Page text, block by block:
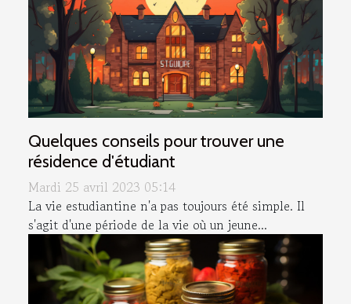
Quelques conseils pour trouver une
résidence d'étudiant
Mardi 25 avril 2023 05:14
La vie estudiantine n'a pas toujours été simple. Il
s'agit d'une période de la vie où un jeune...